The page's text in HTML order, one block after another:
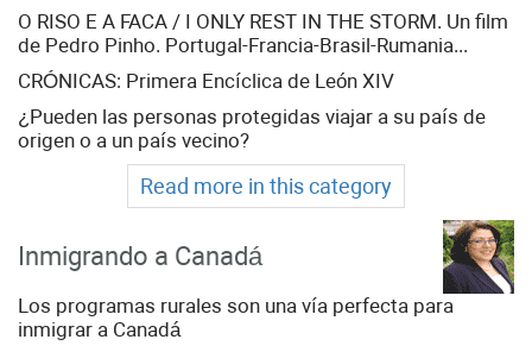
O RISO E A FACA / I ONLY REST IN THE STORM. Un film
de Pedro Pinho. Portugal-Francia-Brasil-Rumania...
CRÓNICAS: Primera Encíclica de León XIV
¿Pueden las personas protegidas viajar a su país de
origen o a un país vecino?
Read more in this category
Inmigrando a Canadá
Los programas rurales son una vía perfecta para
inmigrar a Canadá